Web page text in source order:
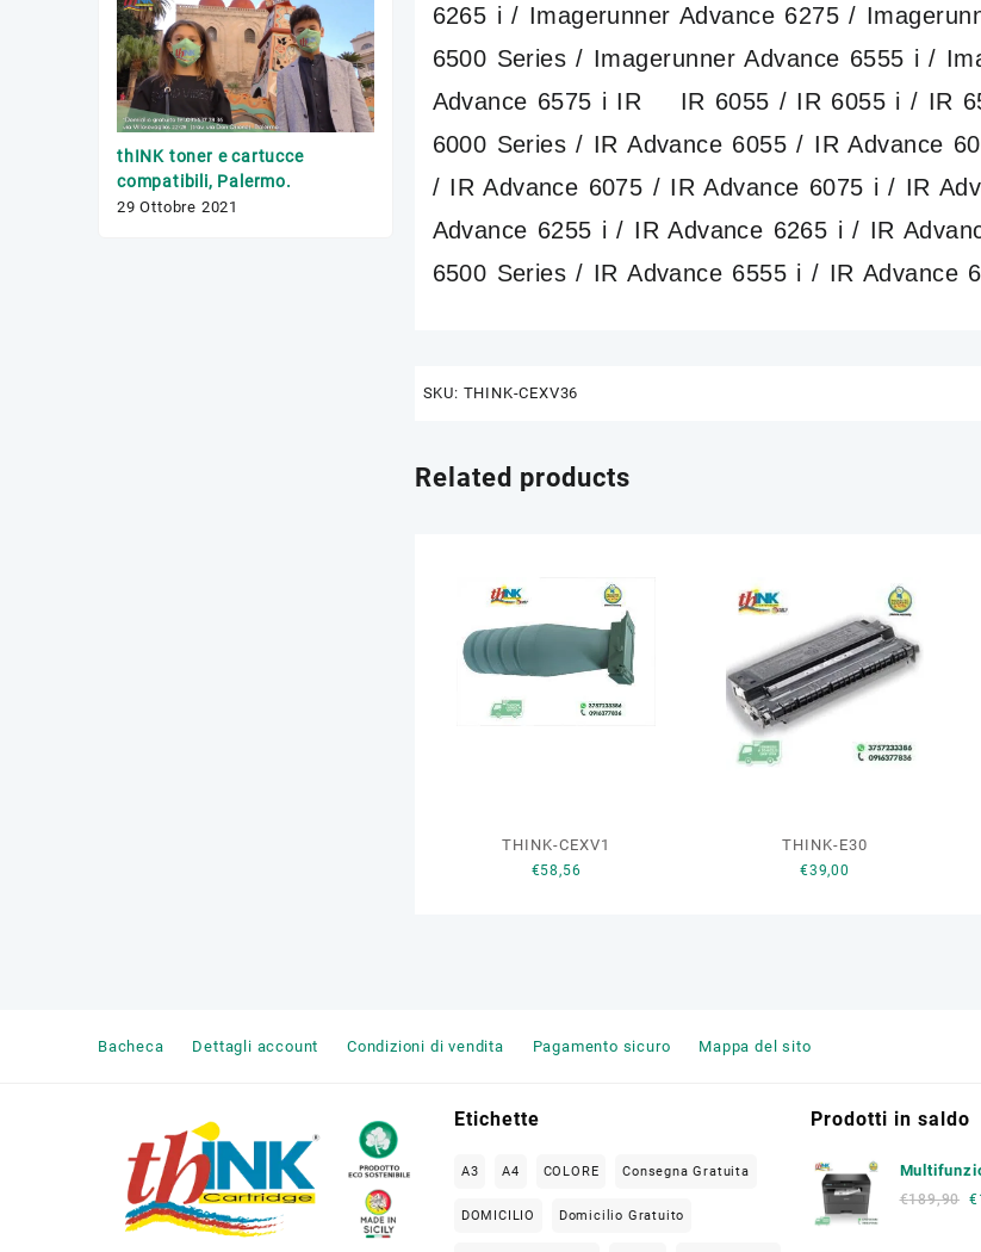
6265 i / Imagerunner Advance 6275 /
6500 Series / Imagerunner Advance 6555 i /
Advance 6575 i IR IR 6055 / IR 6055 i / IR
6000 Series / IR Advance 6055 / IR Advance
/ IR Advance 6075 / IR Advance 6075 i / IR
Advance 6255 i / IR Advance 6265 i / IR
6500 Series / IR Advance 6555 i / IR Advance
SKU: THINK-CEXV36
Related products
THINK-CEXV1
€58,56
THINK-E30
€39,00
thINK toner e cartucce
compatibili, Palermo.
29 Ottobre 2021
Trasporto toner esauriti a
Palermo
Reato se consegni toner e
15 Aprile 2019
Bacheca Dettagli account Condizioni di vendita Pagamento sicuro Mappa del sito
Etichette
A3 A4 COLORE Consegna Gratuita
DOMICILIO Domicilio Gratuito
Prodotti in saldo
L2620 DW
€189,90 €